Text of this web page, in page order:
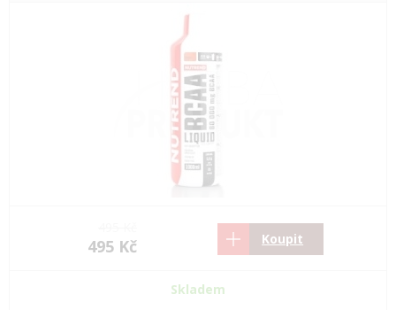
495 Kč Koupit
Skladem